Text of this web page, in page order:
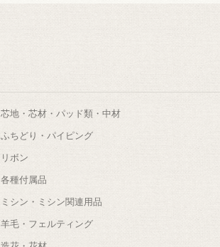
芯地・芯材・パッド類・中材
ふちどり・パイピング
リボン
各種付属品
ミシン・ミシン関連用品
羊毛・フェルティング